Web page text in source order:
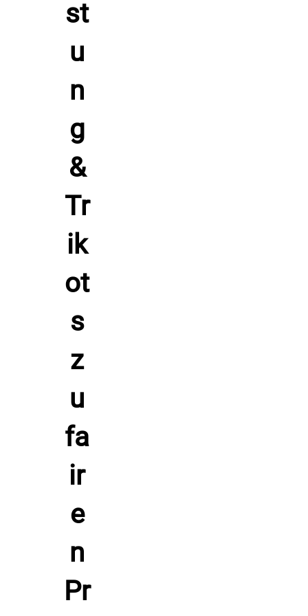
klar sichtbar.
Lindestraat 58,